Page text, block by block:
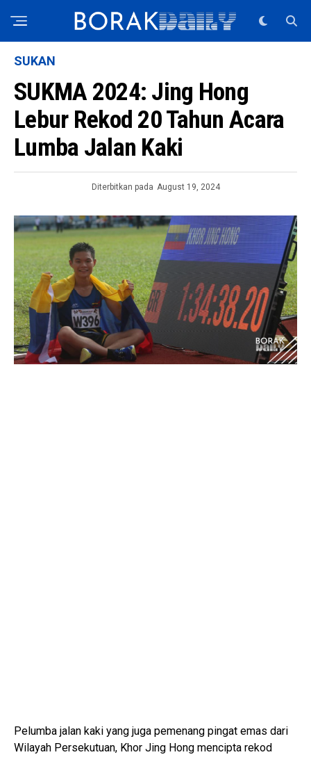
SUKAN
SUKMA 2024: Jing Hong
Lebur Rekod 20 Tahun Acara
Lumba Jalan Kaki
Diterbitkan pada August 19, 2024
Pelumba jalan kaki yang juga pemenang pingat emas dari
Wilayah Persekutuan, Khor Jing Hong mencipta rekod